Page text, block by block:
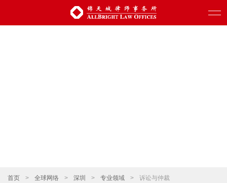
首页 > 全球网络 > 深圳 > 专业领域 > 诉讼与仲裁